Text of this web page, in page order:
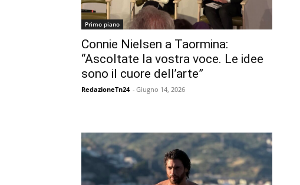
Primo piano
Connie Nielsen a Taormina:
“Ascoltate la vostra voce. Le idee
sono il cuore dell’arte”
RedazioneTn24 - Giugno 14, 2026